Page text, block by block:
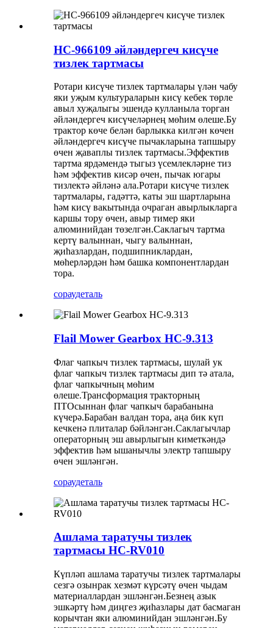
HC-966109 әйләндергеч кисүче
тизлек тартмасы
Ротари кисүче тизлек тартмалары үлән чабу
яки уҗым культураларын кисү кебек төрле
авыл хуҗалыгы эшендә кулланыла торган
әйләндергеч кисүчеләрнең мөһим өлеше.Бу
трактор көче белән барлыкка килгән көчен
әйләндергеч кисүче пычакларына тапшыру
өчен җаваплы тизлек тартмасы.Эффектив
тартма ярдәмендә тыгыз үсемлекләрне тиз
һәм эффектив кисәр өчен, пычак югары
тизлектә әйләнә ала.Ротари кисүче тизлек
тартмалары, гадәттә, каты эш шартларына
һәм кисү вакытында очраган авырлыкларга
каршы тору өчен, авыр тимер яки
алюминийдан төзелгән.Саклагыч тартма
кертү валыннан, чыгу валыннан,
җиһазлардан, подшипниклардан,
мөһерләрдән һәм башка компонентлардан
тора.
сораудеталь
Flail Mower Gearbox HC-9.313
Флаг чапкыч тизлек тартмасы, шулай ук ​​
флаг чапкыч тизлек тартмасы дип тә атала,
флаг чапкычның мөһим
өлеше.Трансформация тракторның
ПТОсыннан флаг чапкыч барабанына
күчерә.Барабан валдан тора, аңа бик күп
кечкенә плиталар бәйләнгән.Саклагычлар
операторның эш авырлыгын киметкәндә
эффектив һәм ышанычлы электр тапшыру
өчен эшләнгән.
сораудеталь
Ашлама таратучы тизлек
тартмасы HC-RV010
Күпләп ашлама таратучы тизлек тартмалары
сезгә озынрак хезмәт күрсәтү өчен чыдам
материаллардан эшләнгән.Безнең азык
эшкәртү һәм диңгез җиһазлары дат басмаган
корычтан яки алюминийдан эшләнгән.Бу